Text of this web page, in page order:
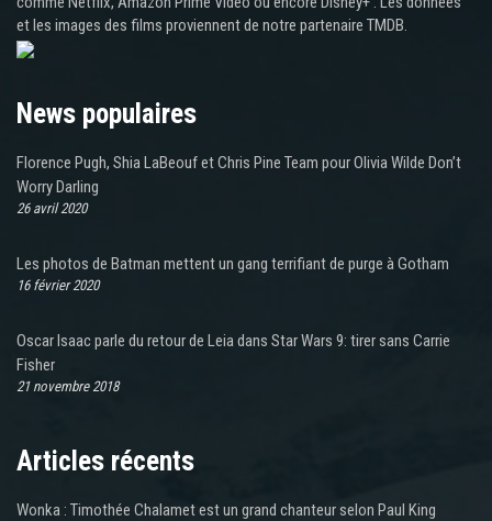
et les images des films proviennent de notre partenaire TMDB.
News populaires
Florence Pugh, Shia LaBeouf et Chris Pine Team pour Olivia Wilde Don’t
Worry Darling
26 avril 2020
Les photos de Batman mettent un gang terrifiant de purge à Gotham
16 février 2020
Oscar Isaac parle du retour de Leia dans Star Wars 9: tirer sans Carrie
Fisher
21 novembre 2018
Articles récents
Wonka : Timothée Chalamet est un grand chanteur selon Paul King